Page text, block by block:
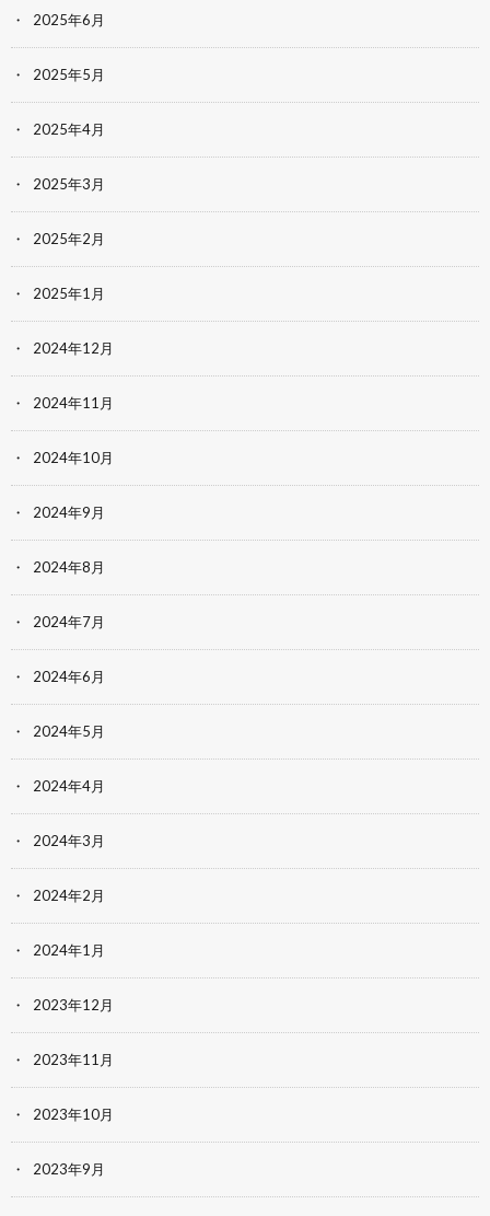
2025年6月
2025年5月
2025年4月
2025年3月
2025年2月
2025年1月
2024年12月
2024年11月
2024年10月
2024年9月
2024年8月
2024年7月
2024年6月
2024年5月
2024年4月
2024年3月
2024年2月
2024年1月
2023年12月
2023年11月
2023年10月
2023年9月